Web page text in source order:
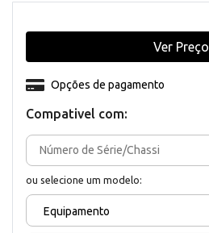
Compativel com:
ou selecione um modelo:
Equipamento
Opções de pagamento
Ver Preço